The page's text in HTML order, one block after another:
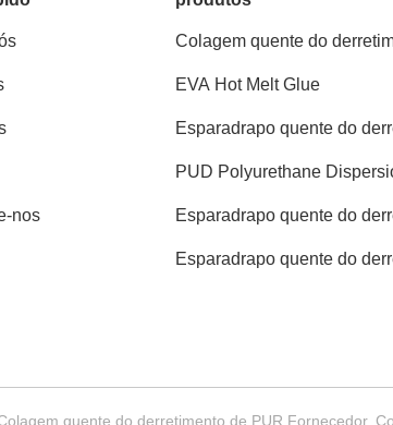
nos
Colagem quente do
EVA Hot Melt Glue
Esparadrapo quente do
PUD Polyurethane
Esparadrapo quente do
Esparadrapo quente do
quente do derretimento de PUR Fornecedor.